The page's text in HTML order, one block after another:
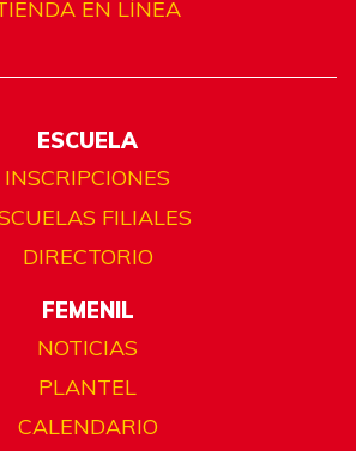
EN LÍNEA
ESCUELA
INSCRIPCIONES
FILIALES
DIRECTORIO
FEMENIL
NOTICIAS
PLANTEL
CALENDARIO